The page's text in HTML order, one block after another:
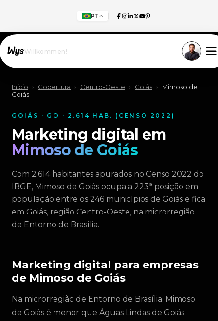
PT
Willkommen!
Início › Cobertura › Centro-Oeste › Goiás ›
Mimoso de
Goiás
GOIÁS · GO · 2.614 HAB. (CENSO 2022)
Marketing digital em
Mimoso de Goiás
Com 2.614 habitantes apurados no Censo 2022 do
IBGE, Mimoso de Goiás ocupa a 223ª posição em
população entre os 246 municípios de Goiás e fica
em Goiás, região Centro-Oeste, na microrregião
de Entorno de Brasília.
Marketing digital para empresas
de Mimoso de Goiás
Na microrregião de Entorno de Brasília, Mimoso
de Goiás é menor que Águas Lindas de Goiás